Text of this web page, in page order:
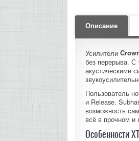
Описание
Усилители
без перерыва. С
акустическими
Пользователь
и Release.
возможность
всё в прочном и
Особенности